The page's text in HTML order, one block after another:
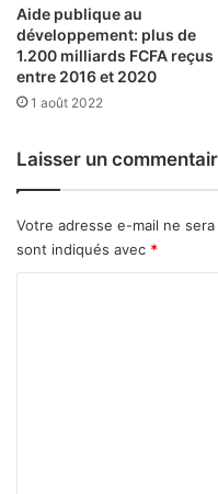
Aide publique au
développement: plus de
1.200 milliards FCFA reçus
entre 2016 et 2020
1 août 2022
Laisser un
Votre adresse e-mail ne
sont indiqués avec *